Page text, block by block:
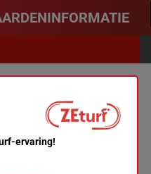
HANDICAP
ervaring!